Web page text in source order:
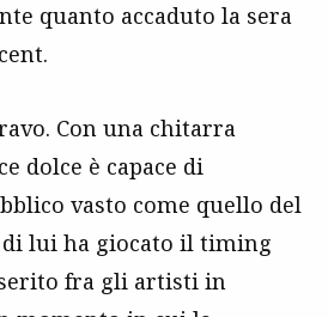
quanto accaduto la sera
Con una chitarra
dolce è capace di
vasto come quello del
lui ha giocato il timing
fra gli artisti in